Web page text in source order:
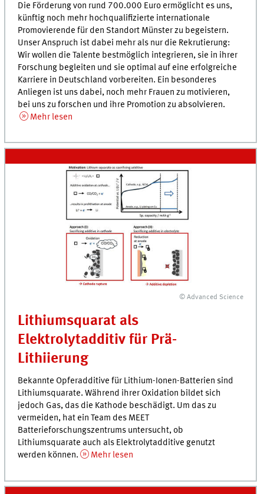
Die Förderung von rund 700.000 Euro ermöglicht es uns,
künftig noch mehr hochqualifizierte internationale
Promovierende für den Standort Münster zu begeistern.
Unser Anspruch ist dabei mehr als nur die Rekrutierung:
Wir wollen die Talente bestmöglich integrieren, sie in ihrer
Forschung begleiten und sie optimal auf eine erfolgreiche
Karriere in Deutschland vorbereiten. Ein besonderes
Anliegen ist uns dabei, noch mehr Frauen zu motivieren,
bei uns zu forschen und ihre Promotion zu absolvieren.
Mehr lesen
© Advanced Science
Lithiumsquarat als
Elektrolytadditiv für Prä-
Lithiierung
Bekannte Opferadditive für Lithium-Ionen-Batterien sind
Lithiumsquarate. Während ihrer Oxidation bildet sich
jedoch Gas, das die Kathode beschädigt. Um das zu
vermeiden, hat ein Team des MEET
Batterieforschungszentrums untersucht, ob
Lithiumsquarate auch als Elektrolytadditive genutzt
werden können.
Mehr lesen